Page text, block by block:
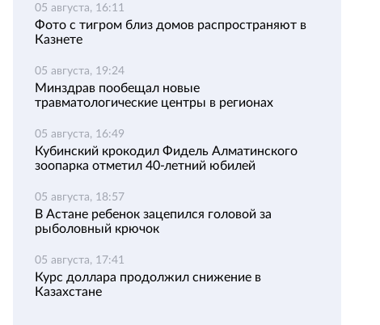
05 августа, 16:11
Фото с тигром близ домов распространяют в
Казнете
05 августа, 19:24
Минздрав пообещал новые
травматологические центры в регионах
05 августа, 16:49
Кубинский крокодил Фидель Алматинского
зоопарка отметил 40-летний юбилей
05 августа, 18:57
В Астане ребенок зацепился головой за
рыболовный крючок
05 августа, 17:41
Курс доллара продолжил снижение в
Казахстане